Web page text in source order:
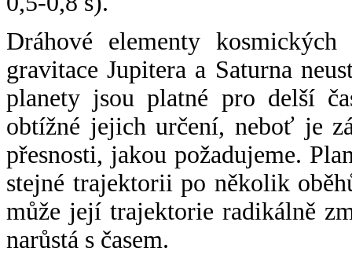
Dráhové elementy
gravitace Jupitera a Saturna
planety jsou platné pro delší
obtížné jejich určení, neboť je
přesnosti, jakou požadujeme.
stejné trajektorii po několik
může její trajektorie radikálně
narůstá s časem.